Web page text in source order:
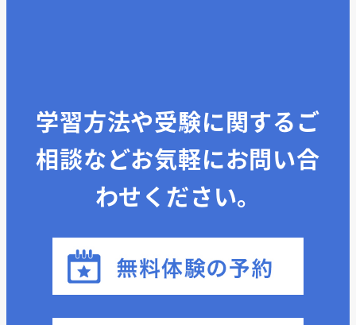
学習方法や受験に関するご
相談などお気軽にお問い合
わせください。